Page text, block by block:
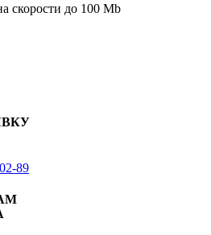
скорости до 100 Mb
89